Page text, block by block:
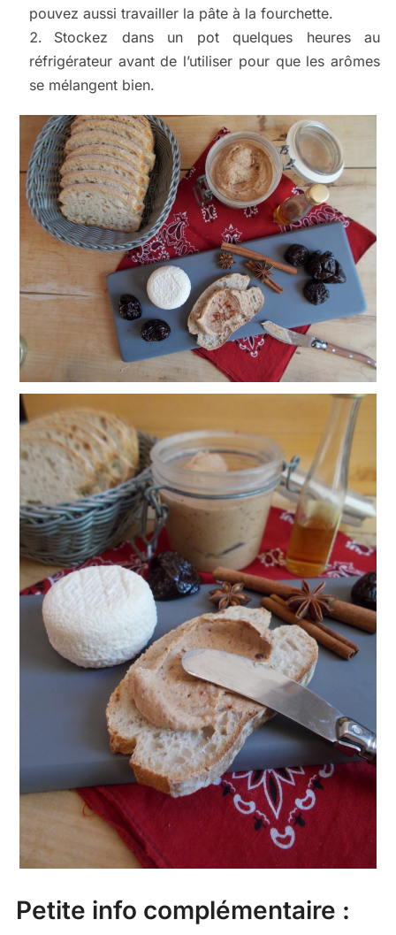
pouvez aussi travailler la pâte à la fourchette.
Stockez dans un pot quelques heures au
réfrigérateur avant de l’utiliser pour que les arômes
se mélangent bien.
Petite info complémentaire :